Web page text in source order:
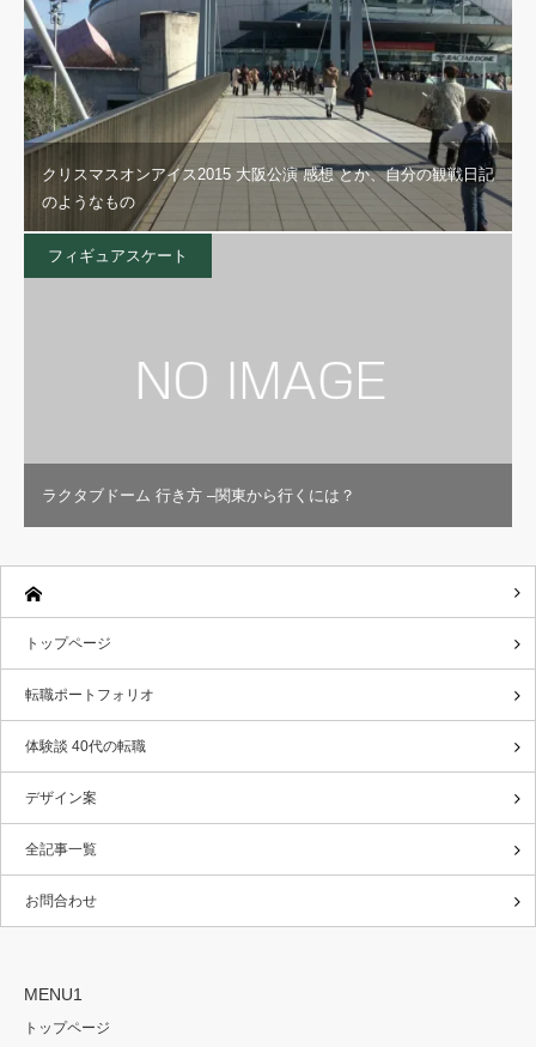
クリスマスオンアイス2015 大阪公演 感想 とか、自分の観戦日記
のようなもの
フィギュアスケート
ラクタブドーム 行き方 –関東から行くには？
トップページ
転職ポートフォリオ
体験談 40代の転職
デザイン案
全記事一覧
お問合わせ
MENU1
トップページ